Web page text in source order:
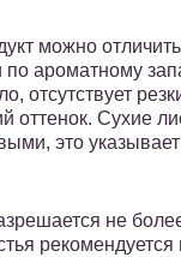
можно
по ароматному
отсутствует
оттенок. Сухие
это
не
рекомендуется